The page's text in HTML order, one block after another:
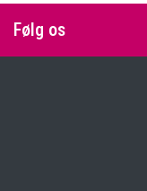
Følg os